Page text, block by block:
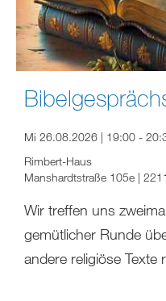
Mi 26.08.2026 | 19:00 -
Rimbert-Haus
Manshardtstraße 105e |
Wir treffen uns
gemütlicher Runde
andere religiöse Texte